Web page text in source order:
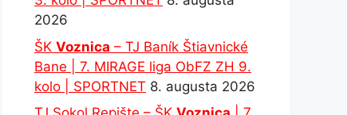
2026
ŠK Voznica – TJ Baník Štiavnické
Bane | 7. MIRAGE liga ObFZ ZH 9.
kolo | SPORTNET 8. augusta 2026